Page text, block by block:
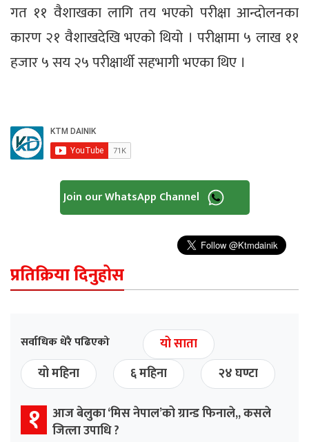
गत ११ वैशाखका लागि तय भएको परीक्षा आन्दोलनका
कारण २१ वैशाखदेखि भएको थियो । परीक्षामा ५ लाख ११
हजार ५ सय २५ परीक्षार्थी सहभागी भएका थिए ।
Join our WhatsApp Channel
प्रतिक्रिया दिनुहोस
सर्वाधिक धेरै पढिएको
यो साता
यो महिना
६ महिना २४ घण्टा
१ आज बेलुका ‘मिस नेपाल’को ग्रान्ड फिनाले,, कसले
जित्ला उपाधि ?